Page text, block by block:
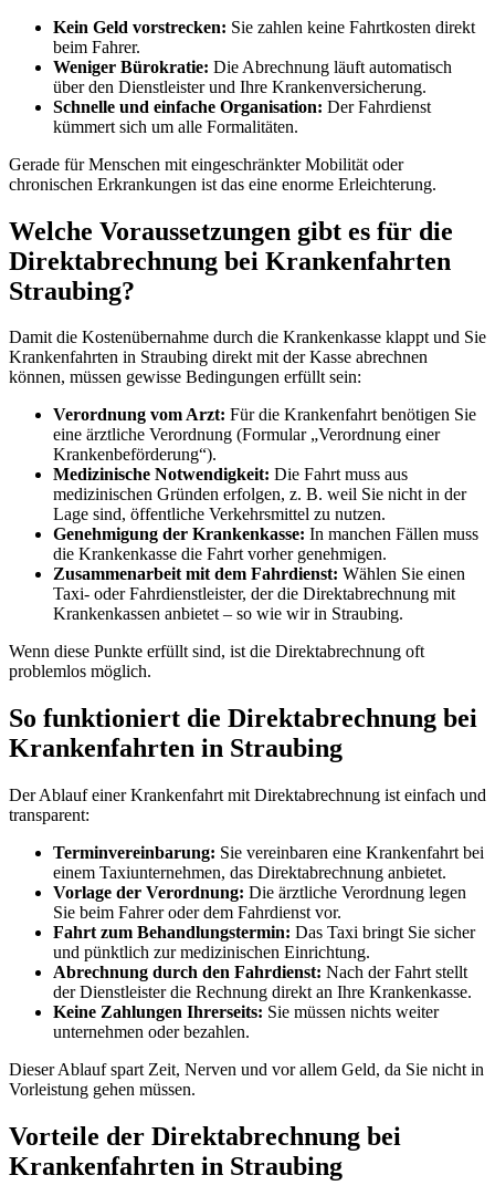
Kein Geld vorstrecken: Sie zahlen keine Fahrtkosten direkt
beim Fahrer.
Weniger Bürokratie: Die Abrechnung läuft automatisch
über den Dienstleister und Ihre Krankenversicherung.
Schnelle und einfache Organisation: Der Fahrdienst
kümmert sich um alle Formalitäten.
Gerade für Menschen mit eingeschränkter Mobilität oder
chronischen Erkrankungen ist das eine enorme Erleichterung.
Welche Voraussetzungen gibt es für die
Direktabrechnung bei Krankenfahrten
Straubing?
Damit die Kostenübernahme durch die Krankenkasse klappt und Sie
Krankenfahrten in Straubing direkt mit der Kasse abrechnen
können, müssen gewisse Bedingungen erfüllt sein:
Verordnung vom Arzt: Für die Krankenfahrt benötigen Sie
eine ärztliche Verordnung (Formular „Verordnung einer
Krankenbeförderung“).
Medizinische Notwendigkeit: Die Fahrt muss aus
medizinischen Gründen erfolgen, z. B. weil Sie nicht in der
Lage sind, öffentliche Verkehrsmittel zu nutzen.
Genehmigung der Krankenkasse: In manchen Fällen muss
die Krankenkasse die Fahrt vorher genehmigen.
Zusammenarbeit mit dem Fahrdienst: Wählen Sie einen
Taxi- oder Fahrdienstleister, der die Direktabrechnung mit
Krankenkassen anbietet – so wie wir in Straubing.
Wenn diese Punkte erfüllt sind, ist die Direktabrechnung oft
problemlos möglich.
So funktioniert die Direktabrechnung bei
Krankenfahrten in Straubing
Der Ablauf einer Krankenfahrt mit Direktabrechnung ist einfach und
transparent:
Terminvereinbarung: Sie vereinbaren eine Krankenfahrt bei
einem Taxiunternehmen, das Direktabrechnung anbietet.
Vorlage der Verordnung: Die ärztliche Verordnung legen
Sie beim Fahrer oder dem Fahrdienst vor.
Fahrt zum Behandlungstermin: Das Taxi bringt Sie sicher
und pünktlich zur medizinischen Einrichtung.
Abrechnung durch den Fahrdienst: Nach der Fahrt stellt
der Dienstleister die Rechnung direkt an Ihre Krankenkasse.
Keine Zahlungen Ihrerseits: Sie müssen nichts weiter
unternehmen oder bezahlen.
Dieser Ablauf spart Zeit, Nerven und vor allem Geld, da Sie nicht in
Vorleistung gehen müssen.
Vorteile der Direktabrechnung bei
Krankenfahrten in Straubing